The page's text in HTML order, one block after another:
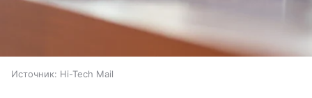
Источник: Hi-Tech Mail